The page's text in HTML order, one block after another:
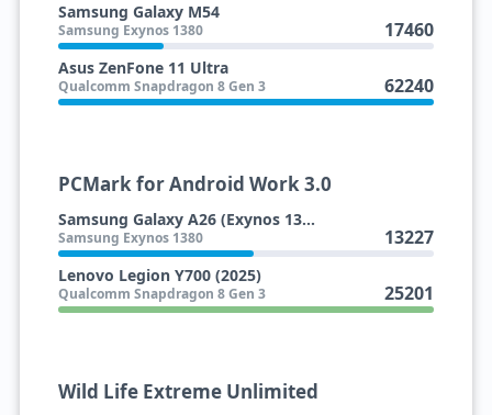
Samsung Galaxy M54
Samsung Exynos 1380 17460
Asus ZenFone 11 Ultra
Qualcomm Snapdragon 8 Gen 3 62240
PCMark for Android Work 3.0
Samsung Galaxy A26 (Exynos 1380)
Samsung Exynos 1380 13227
Lenovo Legion Y700 (2025)
Qualcomm Snapdragon 8 Gen 3 25201
Wild Life Extreme Unlimited